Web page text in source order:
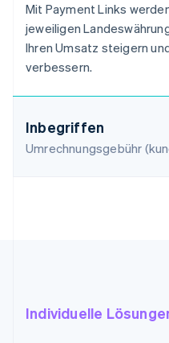
Mit Payment Links
jeweiligen
Ihren Umsatz steigern
verbessern.
Inbegriffen
Umrechnungsgebühr
Individuelle